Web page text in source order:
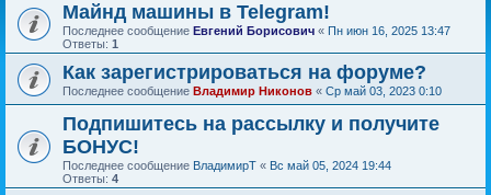
Майнд машины в Telegram!
Последнее сообщение Евгений Борисович « Пн июн 16, 2025 13:47
Ответы: 1
Как зарегистрироваться на форуме?
Последнее сообщение Владимир Никонов « Ср май 03, 2023 0:10
Подпишитесь на рассылку и получите
БОНУС!
Последнее сообщение ВладимирТ « Вс май 05, 2024 19:44
Ответы: 4